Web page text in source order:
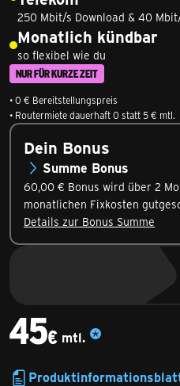
250 Mbit/s Download & 40
Monatlich kündbar
so flexibel wie du
NUR FÜR KURZE ZEIT
• 0 € Bereitstellungspreis
• Routermiete dauerhaft 0 statt 5 € mtl.
Dein Bonus
Summe Bonus
60,00 € Bonus wird über 2
monatlichen Fixkosten
Details zur Bonus Summe
45,00€ monatlich
45€ mtl.